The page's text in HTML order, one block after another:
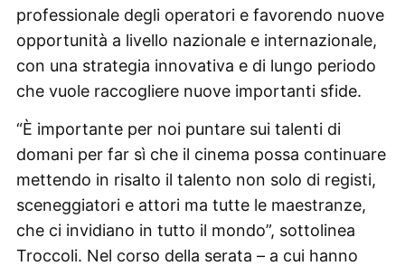
professionale degli operatori e favorendo nuove
opportunità a livello nazionale e internazionale,
con una strategia innovativa e di lungo periodo
che vuole raccogliere nuove importanti sfide.
“È importante per noi puntare sui talenti di
domani per far sì che il cinema possa continuare
mettendo in risalto il talento non solo di registi,
sceneggiatori e attori ma tutte le maestranze,
che ci invidiano in tutto il mondo”, sottolinea
Troccoli. Nel corso della serata – a cui hanno